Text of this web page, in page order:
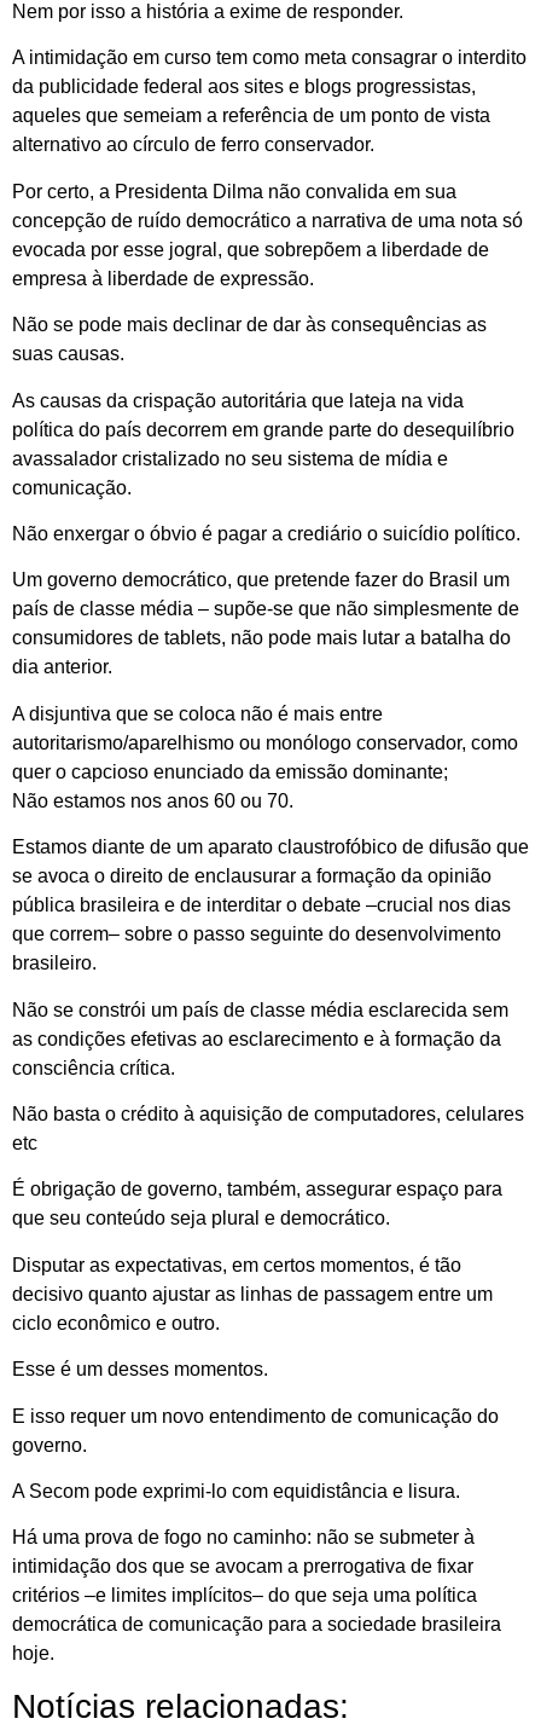
Nem por isso a história a exime de responder.
A intimidação em curso tem como meta consagrar o interdito
da publicidade federal aos sites e blogs progressistas,
aqueles que semeiam a referência de um ponto de vista
alternativo ao círculo de ferro conservador.
Por certo, a Presidenta Dilma não convalida em sua
concepção de ruído democrático a narrativa de uma nota só
evocada por esse jogral, que sobrepõem a liberdade de
empresa à liberdade de expressão.
Não se pode mais declinar de dar às consequências as
suas causas.
As causas da crispação autoritária que lateja na vida
política do país decorrem em grande parte do desequilíbrio
avassalador cristalizado no seu sistema de mídia e
comunicação.
Não enxergar o óbvio é pagar a crediário o suicídio político.
Um governo democrático, que pretende fazer do Brasil um
país de classe média – supõe-se que não simplesmente de
consumidores de tablets, não pode mais lutar a batalha do
dia anterior.
A disjuntiva que se coloca não é mais entre
autoritarismo/aparelhismo ou monólogo conservador, como
quer o capcioso enunciado da emissão dominante;
Não estamos nos anos 60 ou 70.
Estamos diante de um aparato claustrofóbico de difusão que
se avoca o direito de enclausurar a formação da opinião
pública brasileira e de interditar o debate –crucial nos dias
que correm– sobre o passo seguinte do desenvolvimento
brasileiro.
Não se constrói um país de classe média esclarecida sem
as condições efetivas ao esclarecimento e à formação da
consciência crítica.
Não basta o crédito à aquisição de computadores, celulares
etc
É obrigação de governo, também, assegurar espaço para
que seu conteúdo seja plural e democrático.
Disputar as expectativas, em certos momentos, é tão
decisivo quanto ajustar as linhas de passagem entre um
ciclo econômico e outro.
Esse é um desses momentos.
E isso requer um novo entendimento de comunicação do
governo.
A Secom pode exprimi-lo com equidistância e lisura.
Há uma prova de fogo no caminho: não se submeter à
intimidação dos que se avocam a prerrogativa de fixar
critérios –e limites implícitos– do que seja uma política
democrática de comunicação para a sociedade brasileira
hoje.
Notícias relacionadas: